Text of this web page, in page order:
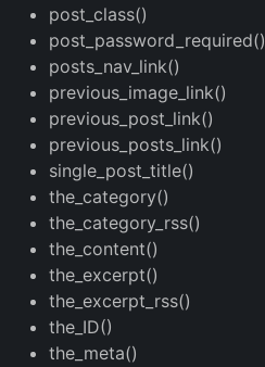
post_class()
post_password_required()
posts_nav_link()
previous_image_link()
previous_post_link()
previous_posts_link()
single_post_title()
the_category()
the_category_rss()
the_content()
the_excerpt()
the_excerpt_rss()
the_ID()
the_meta()